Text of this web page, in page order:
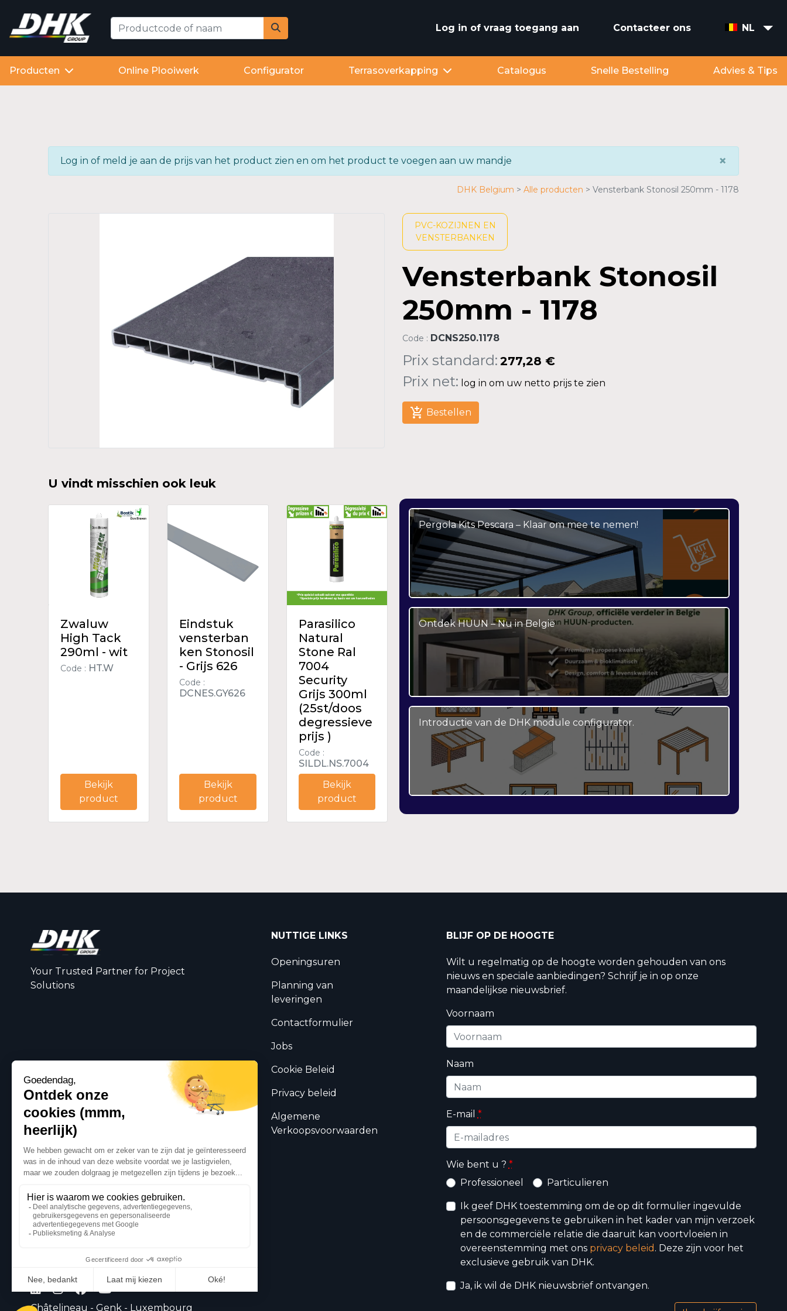
Log in of vraag toegang aan Contacteer ons NL
Producten Online Plooiwerk Configurator Terrasoverkapping Catalogus Snelle Bestelling Advies & Tips
×
Log in of meld je aan de prijs van het product zien en om het product te voegen aan uw mandje
DHK Belgium Alle producten Vensterbank Stonosil 250mm - 1178
PVC-KOZIJNEN EN
VENSTERBANKEN
Vensterbank Stonosil
250mm - 1178
Code : DCNS250.1178
Prix standard: 277,28 €
Prix net: log in om uw netto prijs te zien
add_shopping_cart Bestellen
U vindt misschien ook leuk
Zwaluw
High Tack
290ml - wit
Code : HT.W
Bekijk
product
Eindstuk
vensterban
ken Stonosil
- Grijs 626
Code :
DCNES.GY626
Bekijk
product
Parasilico
Natural
Stone Ral
7004
Security
Grijs 300ml
(25st/doos
degressieve
prijs )
Code :
SILDL.NS.7004
Bekijk
product
Pergola Kits Pescara – Klaar om mee te nemen!
Ontdek HUUN – Nu in België
Introductie van de DHK module configurator.
Your Trusted Partner for Project
Solutions
Châtelineau - Genk - Luxembourg
NUTTIGE LINKS
Openingsuren
Planning van
leveringen
Contactformulier
Jobs
Cookie Beleid
Privacy beleid
Algemene
Verkoopsvoorwaarden
BLIJF OP DE HOOGTE
Wilt u regelmatig op de hoogte worden gehouden van ons
nieuws en speciale aanbiedingen? Schrijf je in op onze
maandelijkse nieuwsbrief.
Voornaam
Naam
E-mail *
Wie bent u ? *
Professioneel
Particulieren
Ik geef DHK toestemming om de op dit formulier ingevulde
persoonsgegevens te gebruiken in het kader van mijn verzoek
en de commerciële relatie die daaruit kan voortvloeien in
overeenstemming met ons privacy beleid . Deze zijn voor het
exclusieve gebruik van DHK.
Ja, ik wil de DHK nieuwsbrief ontvangen.